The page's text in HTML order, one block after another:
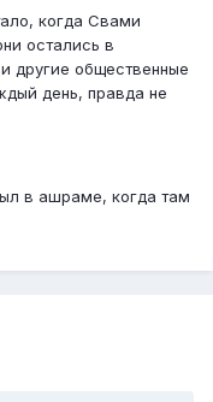
когда Свами
остались в
другие общественные
день, правда не
в ашраме, когда там